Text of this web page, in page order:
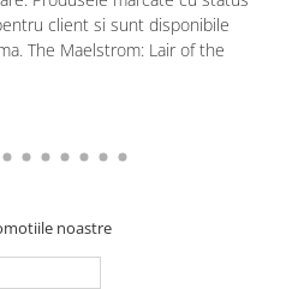
client si sunt disponibile
The Maelstrom: Lair of the
noastre